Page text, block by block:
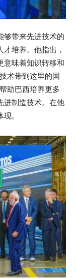
够带来先进技术的
培养。他指出，
意味着知识转移和
术带到这里的国
助巴西培养更多
进制造技术。在他
。